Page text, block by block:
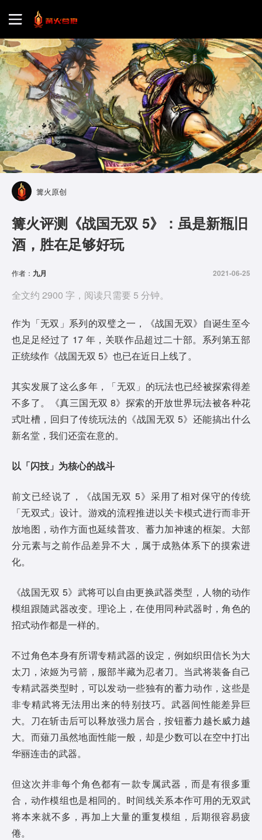
首页
游戏评测
地图攻略
篝火原创
篝火评测《战国无双 5》：虽是新瓶旧
酒，胜在足够好玩
作者： 九月 2021-06-25
全文约 2900 字，阅读只需要 5 分钟。
作为「无双」系列的双璧之一，《战国无双》自诞生至今
也足足经过了 17 年，关联作品超过二十部。系列第五部
正统续作《战国无双 5》也已在近日上线了。
其实发展了这么多年，「无双」的玩法也已经被探索得差
不多了。《真三国无双 8》探索的开放世界玩法被各种花
式吐槽，回归了传统玩法的《战国无双 5》还能搞出什么
新名堂，我们还蛮在意的。
以「闪技」为核心的战斗
前文已经说了，《战国无双 5》采用了相对保守的传统
「无双式」设计。游戏的流程推进以关卡模式进行而非开
放地图，动作方面也延续普攻、蓄力加神速的框架。大部
分元素与之前作品差异不大，属于成熟体系下的摸索进
化。
《战国无双 5》武将可以自由更换武器类型，人物的动作
模组跟随武器改变。理论上，在使用同种武器时，角色的
招式动作都是一样的。
不过角色本身有所谓专精武器的设定，例如织田信长为大
太刀，浓姬为弓箭，服部半藏为忍者刀。当武将装备自己
专精武器类型时，可以发动一些独有的蓄力动作，这些是
非专精武将无法用出来的特别技巧。武器间性能差异巨
大。刀在斩击后可以释放强力居合，按钮蓄力越长威力越
大。而薙刀虽然地面性能一般，却是少数可以在空中打出
华丽连击的武器。
但这次并非每个角色都有一款专属武器，而是有很多重
合，动作模组也是相同的。时间线关系本作可用的无双武
将本来就不多，再加上大量的重复模组，后期很容易疲
倦。